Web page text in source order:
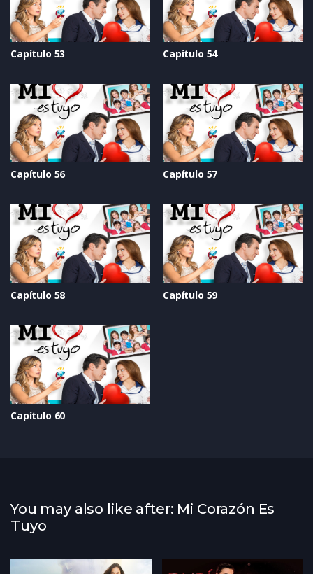
Capítulo 53 Capítulo 54
Capítulo 56 Capítulo 57
Capítulo 58 Capítulo 59
Capítulo 60
You may also like after: Mi Corazón Es
Tuyo